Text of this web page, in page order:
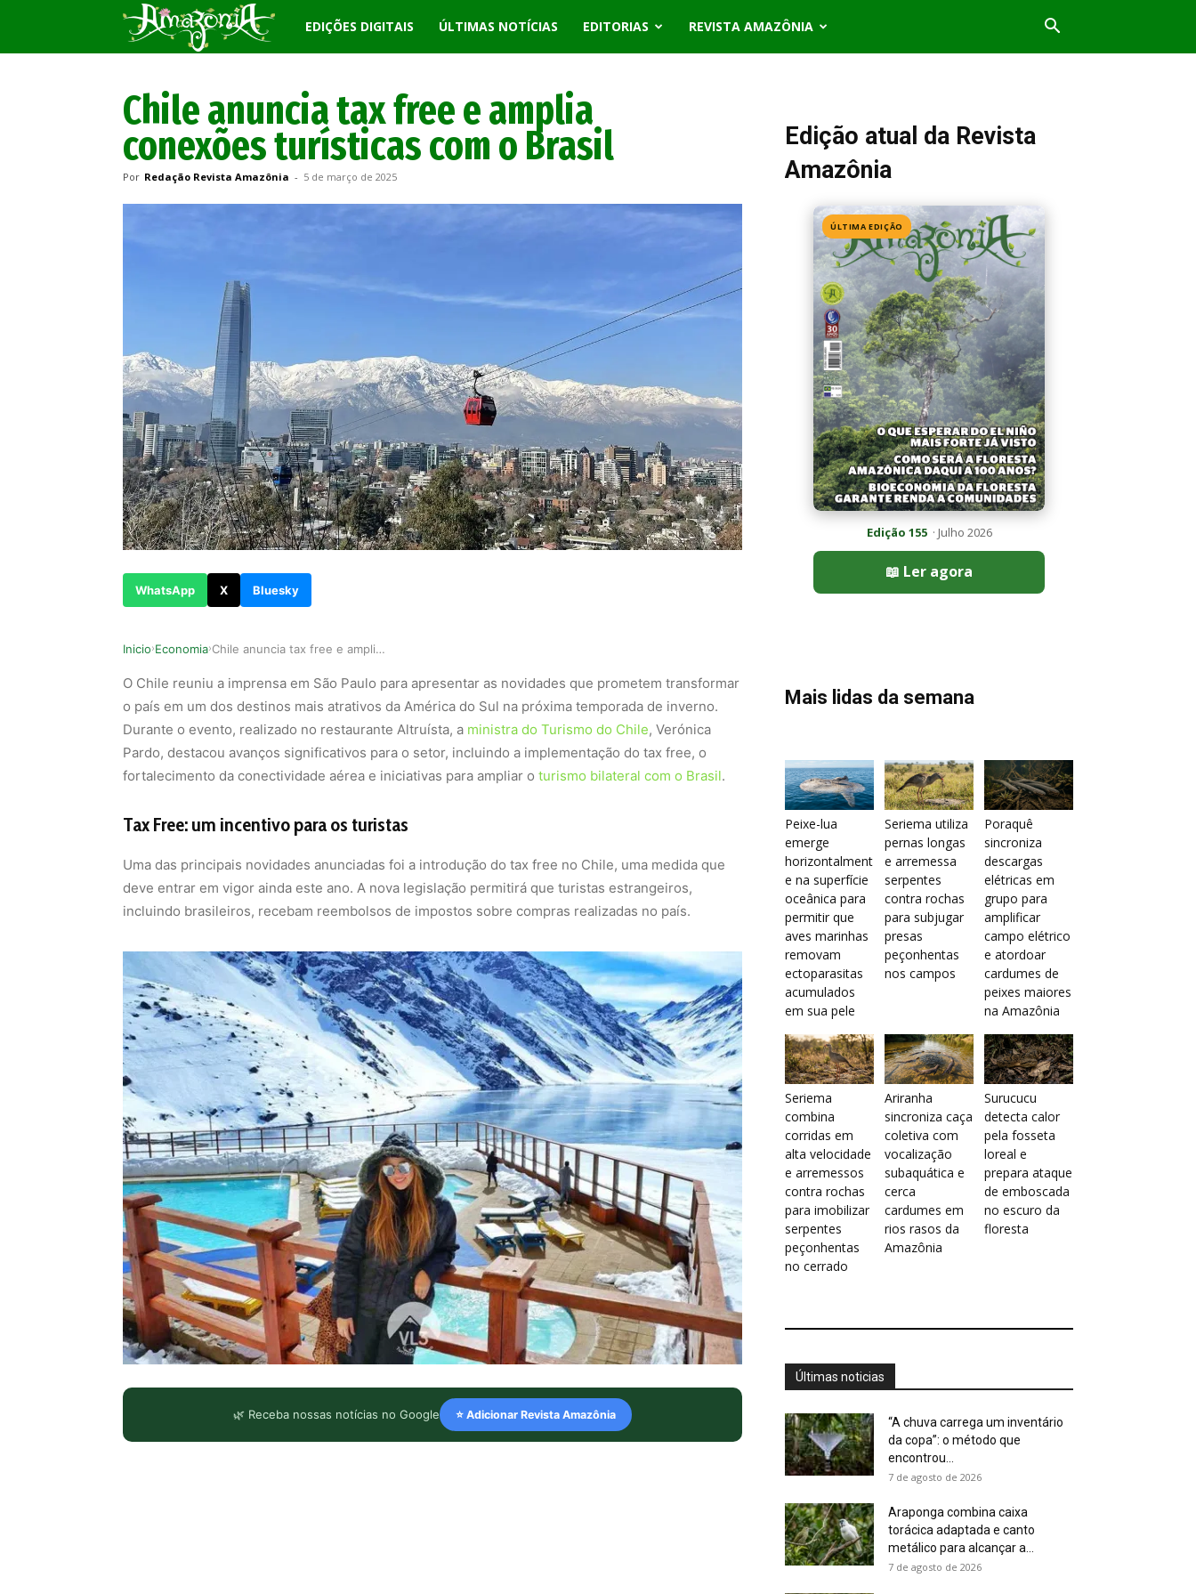
Revista
EDIÇÕES DIGITAIS ÚLTIMAS NOTÍCIAS EDITORIAS REVISTA AMAZÔNIA
Chile anuncia tax free e amplia
conexões turísticas com o Brasil
Por Redação Revista Amazônia - 5 de março de 2025
WhatsApp X Bluesky
Inicio›Economia› Chile anuncia tax free e amplia conexões turíst…
O Chile reuniu a imprensa em São Paulo para apresentar as novidades que prometem transformar
o país em um dos destinos mais atrativos da América do Sul na próxima temporada de inverno.
Durante o evento, realizado no restaurante Altruísta, a ministra do Turismo do Chile, Verónica
Pardo, destacou avanços significativos para o setor, incluindo a implementação do tax free, o
fortalecimento da conectividade aérea e iniciativas para ampliar o turismo bilateral com o Brasil.
Tax Free: um incentivo para os turistas
Uma das principais novidades anunciadas foi a introdução do tax free no Chile, uma medida que
deve entrar em vigor ainda este ano. A nova legislação permitirá que turistas estrangeiros,
incluindo brasileiros, recebam reembolsos de impostos sobre compras realizadas no país.
🌿 Receba nossas notícias no Google ⭐ Adicionar Revista Amazônia
Edição atual da Revista
Amazônia
ÚLTIMA EDIÇÃO
Edição 155· Julho 2026
📖 Ler agora
Mais lidas da semana
Peixe-lua
emerge
horizontalment
e na superfície
oceânica para
permitir que
aves marinhas
removam
ectoparasitas
acumulados
em sua pele
Seriema utiliza
pernas longas
e arremessa
serpentes
contra rochas
para subjugar
presas
peçonhentas
nos campos
Poraquê
sincroniza
descargas
elétricas em
grupo para
amplificar
campo elétrico
e atordoar
cardumes de
peixes maiores
na Amazônia
Seriema
combina
corridas em
alta velocidade
e arremessos
contra rochas
para imobilizar
serpentes
peçonhentas
no cerrado
Ariranha
sincroniza caça
coletiva com
vocalização
subaquática e
cerca
cardumes em
rios rasos da
Amazônia
Surucucu
detecta calor
pela fosseta
loreal e
prepara ataque
de emboscada
no escuro da
floresta
Últimas noticias
“A chuva carrega um inventário
da copa”: o método que
encontrou...
7 de agosto de 2026
Araponga combina caixa
torácica adaptada e canto
metálico para alcançar a...
7 de agosto de 2026